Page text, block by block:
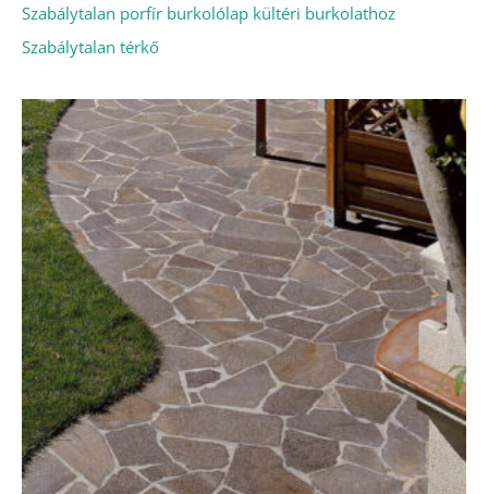
Szabálytalan porfír burkolólap kültéri burkolathoz
Szabálytalan térkő